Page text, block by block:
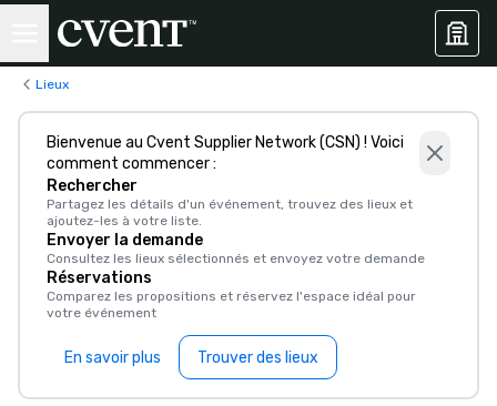
Lieux
Bienvenue au Cvent Supplier Network (CSN) ! Voici
comment commencer :
Rechercher
Partagez les détails d'un événement, trouvez des lieux et
ajoutez-les à votre liste.
Envoyer la demande
Consultez les lieux sélectionnés et envoyez votre demande
Réservations
Comparez les propositions et réservez l'espace idéal pour
votre événement
En savoir plus Trouver des lieux